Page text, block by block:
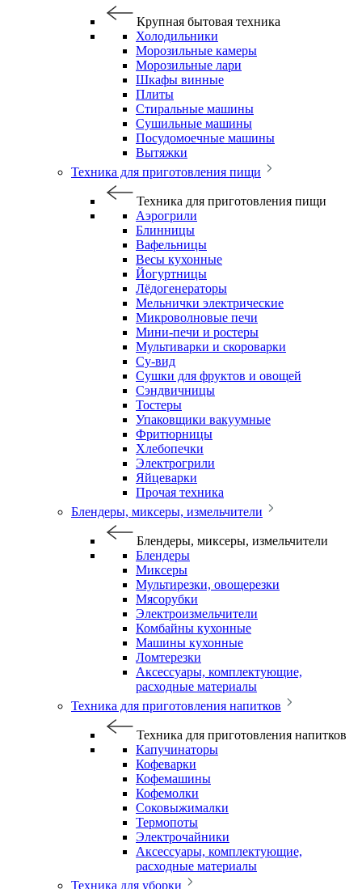
Крупная бытовая техника
Холодильники
Морозильные камеры
Морозильные лари
Шкафы винные
Плиты
Стиральные машины
Сушильные машины
Посудомоечные машины
Вытяжки
Техника для приготовления пищи
Техника для приготовления пищи
Аэрогрили
Блинницы
Вафельницы
Весы кухонные
Йогуртницы
Лёдогенераторы
Мельнички электрические
Микроволновые печи
Мини-печи и ростеры
Мультиварки и скороварки
Су-вид
Сушки для фруктов и овощей
Сэндвичницы
Тостеры
Упаковщики вакуумные
Фритюрницы
Хлебопечки
Электрогрили
Яйцеварки
Прочая техника
Блендеры, миксеры, измельчители
Блендеры, миксеры, измельчители
Блендеры
Миксеры
Мультирезки, овощерезки
Мясорубки
Электроизмельчители
Комбайны кухонные
Машины кухонные
Ломтерезки
Аксессуары, комплектующие,
расходные материалы
Техника для приготовления напитков
Техника для приготовления напитков
Капучинаторы
Кофеварки
Кофемашины
Кофемолки
Соковыжималки
Термопоты
Электрочайники
Аксессуары, комплектующие,
расходные материалы
Техника для уборки